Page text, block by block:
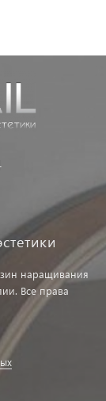
наращивания
Все права